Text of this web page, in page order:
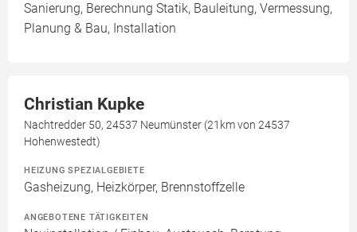
Sanierung, Berechnung Statik, Bauleitung, Vermessung,
Planung & Bau, Installation
Christian Kupke
Nachtredder 50, 24537 Neumünster (21km von 24537
Hohenwestedt)
HEIZUNG SPEZIALGEBIETE
Gasheizung, Heizkörper, Brennstoffzelle
ANGEBOTENE TÄTIGKEITEN